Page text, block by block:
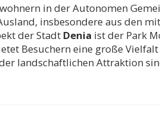
in der Autonomen
insbesondere aus den
der Stadt Denia ist der Park
Besuchern eine große
landschaftlichen Attraktion